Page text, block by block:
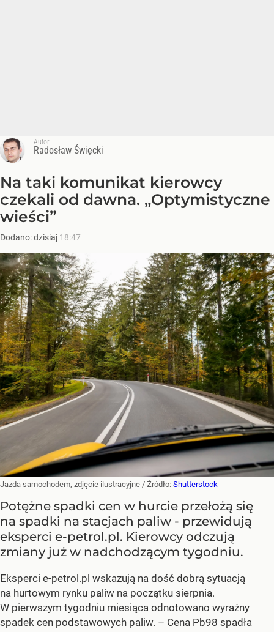
Autor:
Radosław Święcki
Na taki komunikat kierowcy
czekali od dawna. „Optymistyczne
wieści”
Dodano:dzisiaj 18:47
Jazda samochodem, zdjęcie ilustracyjne / Źródło: Shutterstock
Potężne spadki cen w hurcie przełożą się
na spadki na stacjach paliw - przewidują
eksperci e-petrol.pl. Kierowcy odczują
zmiany już w nadchodzącym tygodniu.
Eksperci e-petrol.pl wskazują na dość dobrą sytuacją
na hurtowym rynku paliw na początku sierpnia.
W pierwszym tygodniu miesiąca odnotowano wyraźny
spadek cen podstawowych paliw. – Cena Pb98 spadła